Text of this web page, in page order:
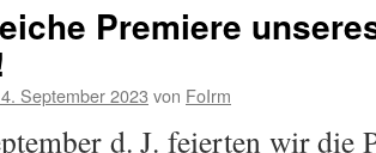
Premiere
September 2023 von FoIrm
d. J. feierten wir die